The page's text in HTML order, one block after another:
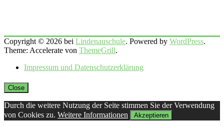
Copyright © 2026 bei Lindenauschule. Powered by WordPress.
Theme: Accelerate von ThemeGrill.
Impressum und Datenschutzerklärung
Close
Durch die weitere Nutzung der Seite stimmen Sie der Verwendung
von Cookies zu. Weitere Informationen Akzeptieren